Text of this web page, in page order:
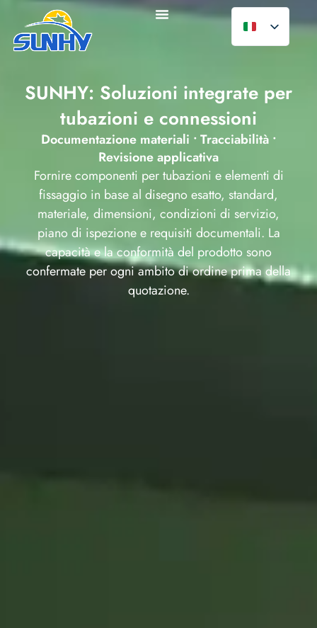
SUNHY: Soluzioni integrate per
tubazioni e connessioni
Documentazione materiali • Tracciabilità •
Revisione applicativa
Fornire componenti per tubazioni e elementi di
fissaggio in base al disegno esatto, standard,
materiale, dimensioni, condizioni di servizio,
piano di ispezione e requisiti documentali. La
capacità e la conformità del prodotto sono
confermate per ogni ambito di ordine prima della
quotazione.